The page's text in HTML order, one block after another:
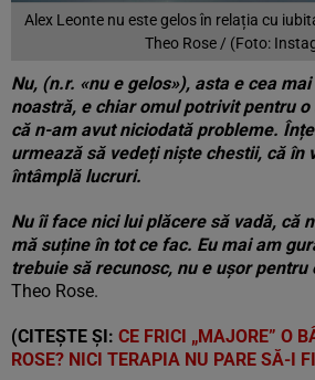
Alex Leonte nu este gelos în relația cu
Theo Rose / (Foto:
Nu, (n.r. «nu e gelos»), asta e cea
noastră, e chiar omul potrivit pentru
că n-am avut niciodată probleme.
urmează să vedeți niște chestii, că în
întâmplă lucruri.
Nu îi face nici lui plăcere să vadă, că
mă suține în tot ce fac. Eu mai am
trebuie să recunosc, nu e ușor pentru
Theo Rose.
(CITEȘTE ȘI: CE FRICI „MAJORE” O
ROSE? NICI TERAPIA NU PARE SĂ-I